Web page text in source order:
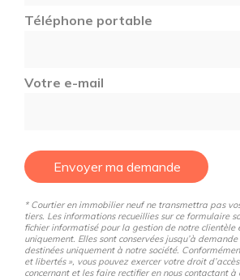
Téléphone portable
Votre e-mail
Envoyer ma demande
* Courtier en immobilier neuf ne transmettra pas
tiers. Les informations recueillies sur ce formulaire
fichier informatisé pour la gestion de notre clientèle
uniquement. Elles sont conservées jusqu’à
destinées uniquement à notre société.
et libertés », vous pouvez exercer votre droit
concernant et les faire rectifier en nous contactant à